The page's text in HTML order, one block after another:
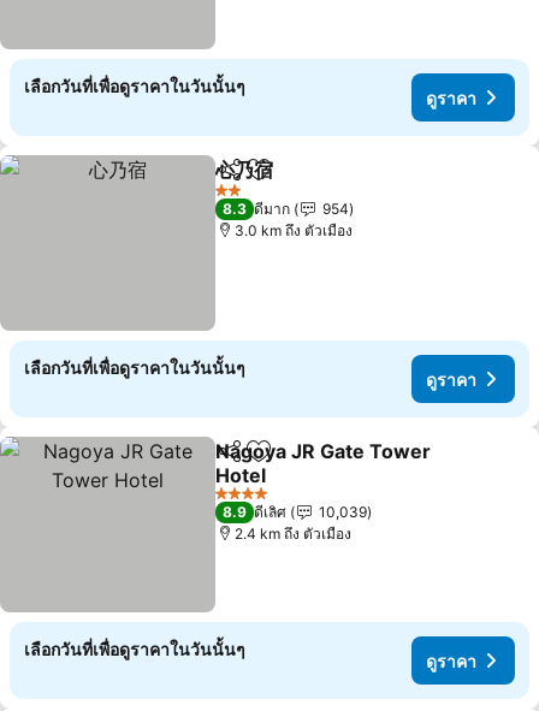
เลือกวันที่เพื่อดูราคาในวันนั้นๆ
ดูราคา
แชร์ เพิ่มในรายการโปรด
心乃宿
2 ดาว
8.3 ดีมาก
954
3.0 km ถึง ตัวเมือง
เลือกวันที่เพื่อดูราคาในวันนั้นๆ
ดูราคา
แชร์ เพิ่มในรายการโปรด
Nagoya JR Gate Tower
Hotel
ดูราคา
4 ดาว
8.9 ดีเลิศ
10,039
2.4 km ถึง ตัวเมือง
เลือกวันที่เพื่อดูราคาในวันนั้นๆ
ดูราคา